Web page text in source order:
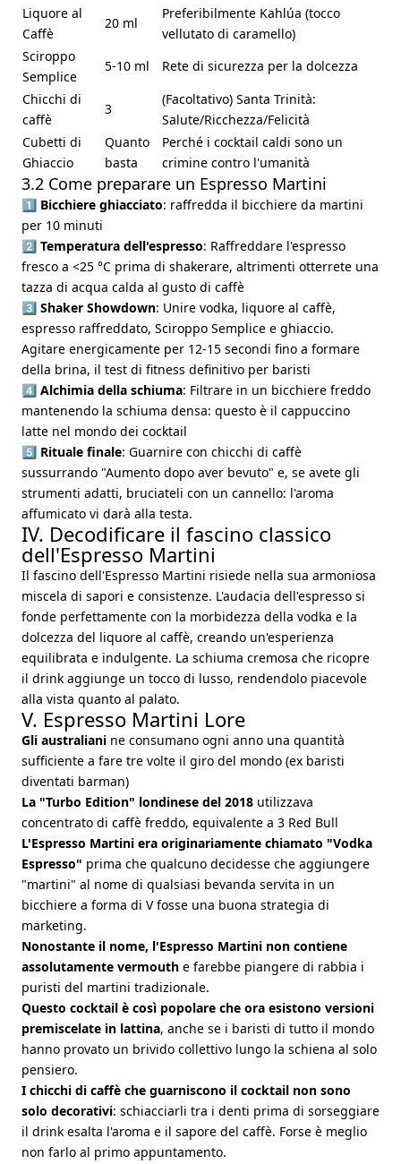
Liquore al
Caffè
20 ml
Preferibilmente Kahlúa (tocco
vellutato di caramello)
Sciroppo
Semplice
5-10 ml
Rete di sicurezza per la dolcezza
Chicchi di
caffè
3
(Facoltativo) Santa Trinità:
Salute/Ricchezza/Felicità
Cubetti di
Ghiaccio
Quanto
basta
Perché i cocktail caldi sono un
crimine contro l'umanità
3.2 Come preparare un Espresso Martini
1️⃣ Bicchiere ghiacciato: raffredda il bicchiere da martini
per 10 minuti
2️⃣ Temperatura dell'espresso: Raffreddare l'espresso
fresco a <25 °C prima di shakerare, altrimenti otterrete una
tazza di acqua calda al gusto di caffè
3️⃣ Shaker Showdown: Unire vodka, liquore al caffè,
espresso raffreddato, Sciroppo Semplice e ghiaccio.
Agitare energicamente per 12-15 secondi fino a formare
della brina, il test di fitness definitivo per baristi
4️⃣ Alchimia della schiuma: Filtrare in un bicchiere freddo
mantenendo la schiuma densa: questo è il cappuccino
latte nel mondo dei cocktail
5️⃣ Rituale finale: Guarnire con chicchi di caffè
sussurrando "Aumento dopo aver bevuto" e, se avete gli
strumenti adatti, bruciateli con un cannello: l'aroma
affumicato vi darà alla testa.
IV. Decodificare il fascino classico
dell'Espresso Martini
Il fascino dell'Espresso Martini risiede nella sua armoniosa
miscela di sapori e consistenze. L'audacia dell'espresso si
fonde perfettamente con la morbidezza della vodka e la
dolcezza del liquore al caffè, creando un'esperienza
equilibrata e indulgente. La schiuma cremosa che ricopre
il drink aggiunge un tocco di lusso, rendendolo piacevole
alla vista quanto al palato.
V. Espresso Martini Lore
Gli australiani ne consumano ogni anno una quantità
sufficiente a fare tre volte il giro del mondo (ex baristi
diventati barman)
La "Turbo Edition" londinese del 2018 utilizzava
concentrato di caffè freddo, equivalente a 3 Red Bull
L'Espresso Martini era originariamente chiamato "Vodka
Espresso" prima che qualcuno decidesse che aggiungere
"martini" al nome di qualsiasi bevanda servita in un
bicchiere a forma di V fosse una buona strategia di
marketing.
Nonostante il nome, l'Espresso Martini non contiene
assolutamente vermouth e farebbe piangere di rabbia i
puristi del martini tradizionale.
Questo cocktail è così popolare che ora esistono versioni
premiscelate in lattina, anche se i baristi di tutto il mondo
hanno provato un brivido collettivo lungo la schiena al solo
pensiero.
I chicchi di caffè che guarniscono il cocktail non sono
solo decorativi: schiacciarli tra i denti prima di sorseggiare
il drink esalta l'aroma e il sapore del caffè. Forse è meglio
non farlo al primo appuntamento.